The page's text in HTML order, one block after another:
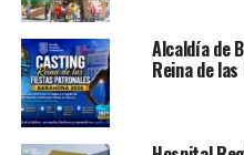
Alcaldía de
Reina de